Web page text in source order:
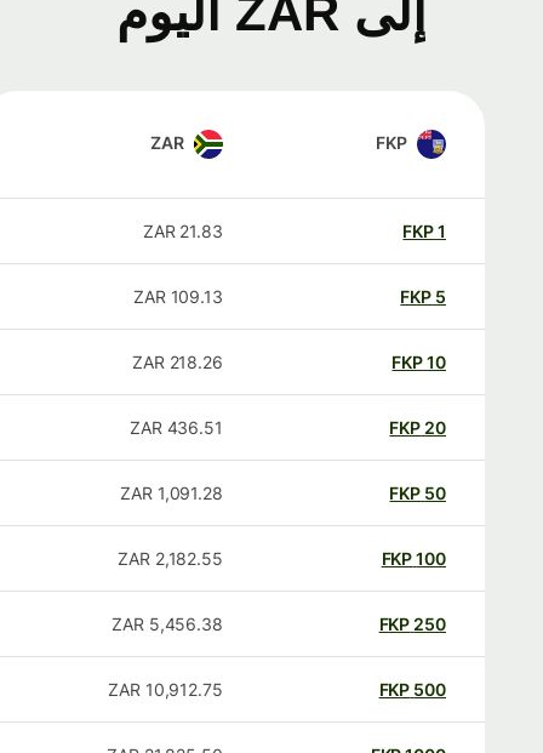
إلى ZAR اليوم
FKP
ZAR
FKP
21.83
ZAR
FKP
109.13
ZAR
FKP
218.26
ZAR
20
FKP
436.51
ZAR
50
FKP
1,091.28
ZAR
100
FKP
2,182.55
ZAR
250
FKP
5,456.38
ZAR
500
FKP
10,912.75
ZAR